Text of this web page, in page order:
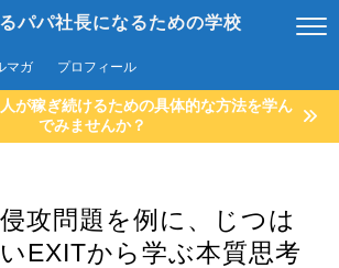
パパ社長になるための学校
マガ プロフィール
人が稼ぎ続けるための具体的な方法を学ん
でみませんか？
攻問題を例に、じつは
EXITから学ぶ本質思考